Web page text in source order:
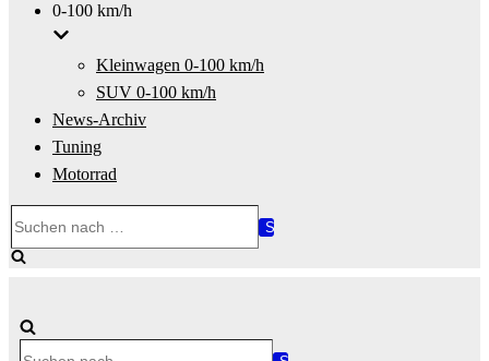
0-100 km/h
Kleinwagen 0-100 km/h
SUV 0-100 km/h
News-Archiv
Tuning
Motorrad
nach …